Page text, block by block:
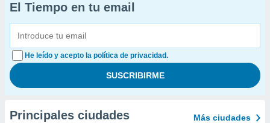
El Tiempo en tu email
He leído y acepto la política de privacidad.
Principales ciudades Más ciudades